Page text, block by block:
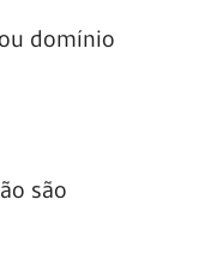
domínio
são